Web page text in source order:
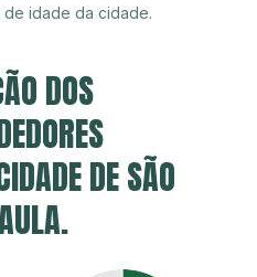
de idade da cidade.
DOS
DE SÃO